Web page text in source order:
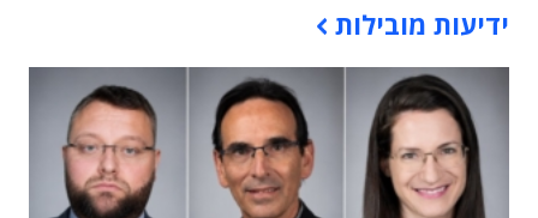
ידיעות מובילות